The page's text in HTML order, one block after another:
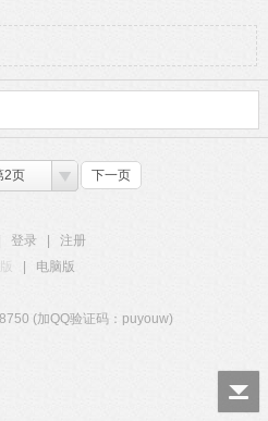
2页 下一页
登录
注册
电脑版
(加QQ验证码：puyouw)